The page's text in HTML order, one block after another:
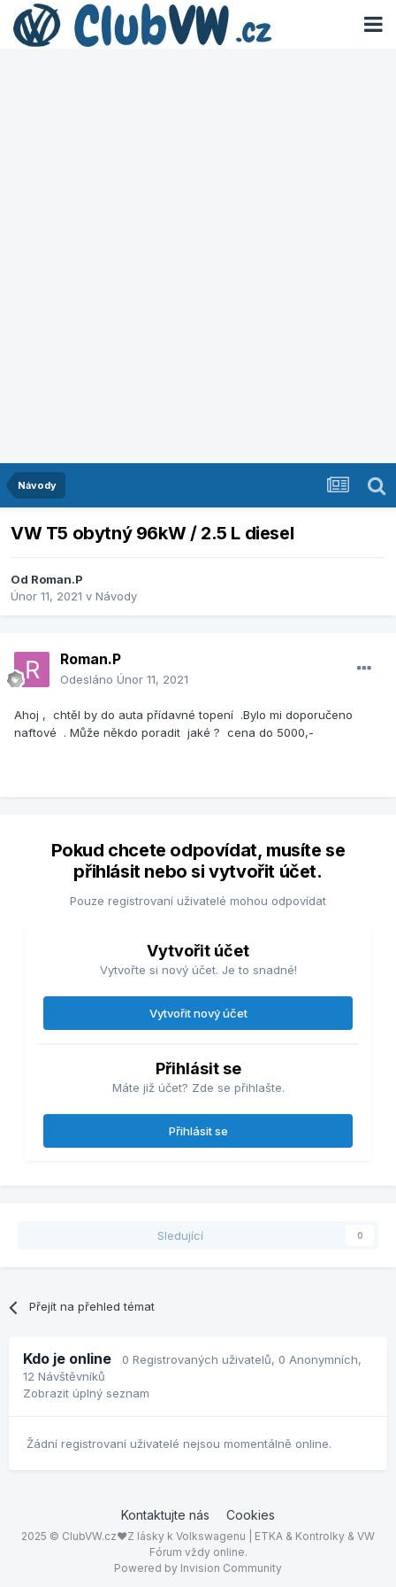
Návody
VW T5 obytný 96kW / 2.5 L diesel
Od Roman.P
Únor 11, 2021 v Návody
Roman.P
Odesláno Únor 11, 2021
Ahoj , chtěl by do auta přídavné topení .Bylo mi doporučeno
naftové . Může někdo poradit jaké ? cena do 5000,-
Pokud chcete odpovídat, musíte se
přihlásit nebo si vytvořit účet.
Pouze registrovaní uživatelé mohou odpovídat
Vytvořit účet
Vytvořte si nový účet. Je to snadné!
Vytvořit nový účet
Přihlásit se
Máte již účet? Zde se přihlašte.
Přihlásit se
Sledující 0
Přejít na přehled témat
Kdo je online 0 Registrovaných uživatelů, 0 Anonymních,
12 Návštěvníků
Zobrazit úplný seznam
Žádní registrovaní uživatelé nejsou momentálně online.
Kontaktujte nás Cookies
2025 © ClubVW.cz❤Z lásky k Volkswagenu | ETKA & Kontrolky & VW
Fórum vždy online.
Powered by Invision Community